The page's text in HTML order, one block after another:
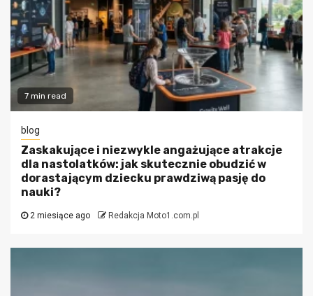
7 min read
blog
Zaskakujące i niezwykle angażujące atrakcje
dla nastolatków: jak skutecznie obudzić w
dorastającym dziecku prawdziwą pasję do
nauki?
2 miesiące ago Redakcja Moto1.com.pl